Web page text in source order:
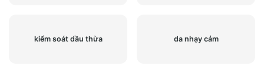
kiểm soát dầu thừa da nhạy cảm